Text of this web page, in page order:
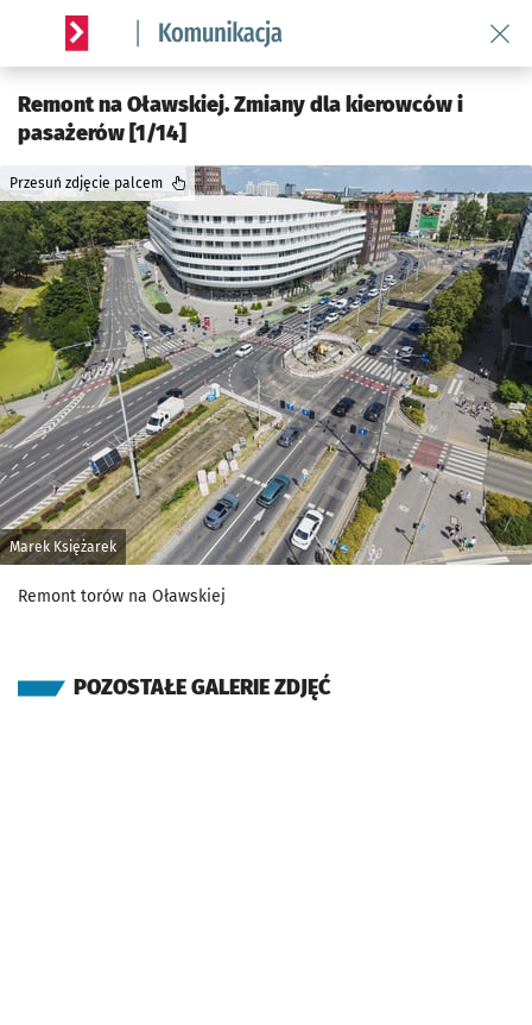
Serwis informacyjny wroclaw.pl podserwis: Komunikacja
Remont na Oławskiej. Zmiany dla kierowców i
pasażerów [1/14]
Marek Księżarek
Przesuń zdjęcie palcem
Remont torów na Oławskiej
POZOSTAŁE GALERIE ZDJĘĆ